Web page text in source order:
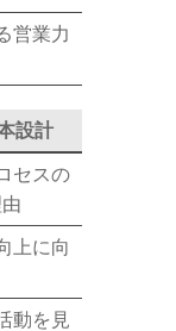
営業力
設計
セスの
上に向
動を見